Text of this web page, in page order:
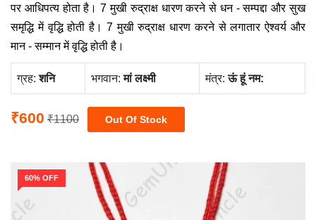
पर आधिपत्य होता है। 7 मुखी रुद्राक्ष धारण करने से धन - सम्पद्दा और सुख
समृद्धि में वृद्धि होती है। 7 मुखी रुद्राक्ष धारण करने से लगातार ऐश्वर्य और
मान - सम्मान में वृद्धि होती है।
ग्रह:‍शनि भगवान:मां लक्ष्‍मी मंत्र:ऊं हूं नम:
₹600 ₹1100 Out Of Stock
60% OFF